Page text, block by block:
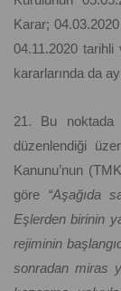
Karar;
04.11.2020 tarihli
kararlarında da
21. Bu noktada
düzenlendiği
Kanunu’nun
göre “Aşağıda
Eşlerden birinin
rejiminin
sonradan miras